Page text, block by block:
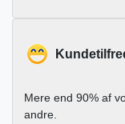
Mere end 90% af
andre.